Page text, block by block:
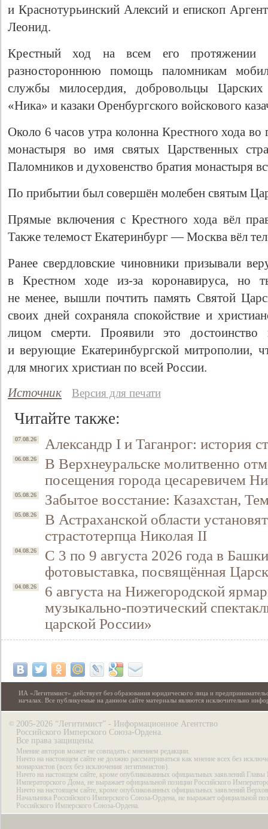
и Краснотурьинский Алексий и епископ
Леонид.
Крестный ход на всем его протяжении
разностороннюю помощь паломникам
службы милосердия, добровольцы Царских
«Ника» и казаки Оренбургского войскового
Около 6 часов утра колонна Крестного хода во
монастыря во имя святых Царственных
Паломников и духовенство братия монастыря
По прибытии был совершён молебен святым
Прямые включения с Крестного хода вёл
Также телемост Екатеринбург — Москва вёл
Ранее свердловские чиновники призывали
в Крестном ходе из-за коронавируса, но
не менее, вышли почтить память Святой
своих дней сохраняла спокойствие и
лицом смерти. Проявили это достоинство
и верующие Екатеринбургской митрополии,
для многих христиан по всей России.
Источник
Версия для печати
Читайте также:
07.08.26 Александр I и Таганрог: история
06.08.26
В Верхнеуральске молитвенно
посещения города цесаревичем
05.08.26 Забытое восстание: Казахстан,
05.08.26
В Астраханской области
страстотерпца Николая II
04.08.26
С 3 по 9 августа 2026 года в
фотовыставка, посвящённая
04.08.26
6 августа на Нижегородской
музыкально-поэтический
царской России»
Свидетельство
ИА «Легитимист» действует без образования юридического лица и
началах. Все публикуемые на данном сайте материалы являются исключительно
© 2005-2026 “Легитимист” - Информационное Агентство
Российского Имперского Союза-Ордена.
Все права защищены.
Мнение авторов может не совпадать с мнением редакции.
Ничто на настоящем сайте не должно рассматриваться как мнение всех без
монархистов (всех без исключения легитимистов).
Ничто на настоящем сайте, кроме опубликованных официальных заявлений Главы
Императорского Дома, не выражает официальной позиции Российского
Ничто на настоящем сайте, кроме опубликованных официальных заявлений
Начальника Российского Имперского Союза-Ордена, не выражает официальной
Российского Имперского Союза-Ордена.